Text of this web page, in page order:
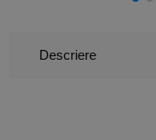
Descriere